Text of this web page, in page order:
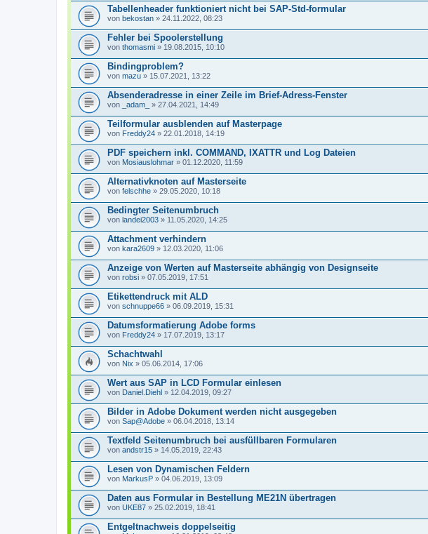
Tabellenheader funktioniert nicht bei SAP-Std-formular
von bekostan » 24.11.2022, 08:23
Fehler bei Spoolerstellung
von thomasmi » 19.08.2015, 10:10
Bindingproblem?
von mazu » 15.07.2021, 13:22
Absenderadresse in einer Zeile im Brief-Adress-Fenster
von _adam_ » 27.04.2021, 14:49
Teilformular ausblenden auf Masterpage
von Freddy24 » 22.01.2018, 14:19
PDF speichern inkl. COMMAND, IXATTR und Log Dateien
von Mosiauslohmar » 01.12.2020, 11:59
Alternativknoten auf Masterseite
von felschhe » 29.05.2020, 10:18
Bedingter Seitenumbruch
von landei2003 » 11.05.2020, 14:25
Attachment verhindern
von kara2609 » 12.03.2020, 11:06
Anzeige von Werten auf Masterseite abhängig von Designseite
von robsi » 07.05.2019, 17:51
Etikettendruck mit ALD
von schnuppe66 » 06.09.2019, 15:31
Datumsformatierung Adobe forms
von Freddy24 » 17.07.2019, 13:17
Schachtwahl
von Nix » 05.06.2014, 17:06
Wert aus SAP in LCD Formular einlesen
von Daniel.Diehl » 12.04.2019, 09:27
Bilder in Adobe Dokument werden nicht ausgegeben
von Sap@Adobe » 06.04.2018, 13:14
Textfeld Seitenumbruch bei ausfüllbaren Formularen
von andstr15 » 14.05.2019, 22:43
Lesen von Dynamischen Feldern
von MarkusP » 04.06.2019, 13:09
Daten aus Formular in Bestellung ME21N übertragen
von UKE87 » 25.02.2019, 18:41
Entgeltnachweis doppelseitig